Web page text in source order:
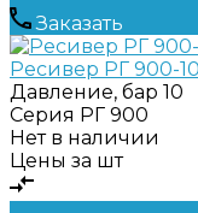
Заказать
Ресивер РГ 900-
Давление, бар 10
Серия РГ 900
Нет в наличии
Цены за шт